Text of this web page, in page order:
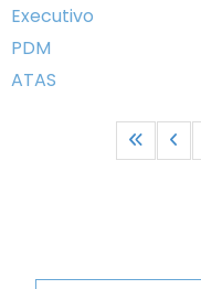
Executivo
PDM
ATAS